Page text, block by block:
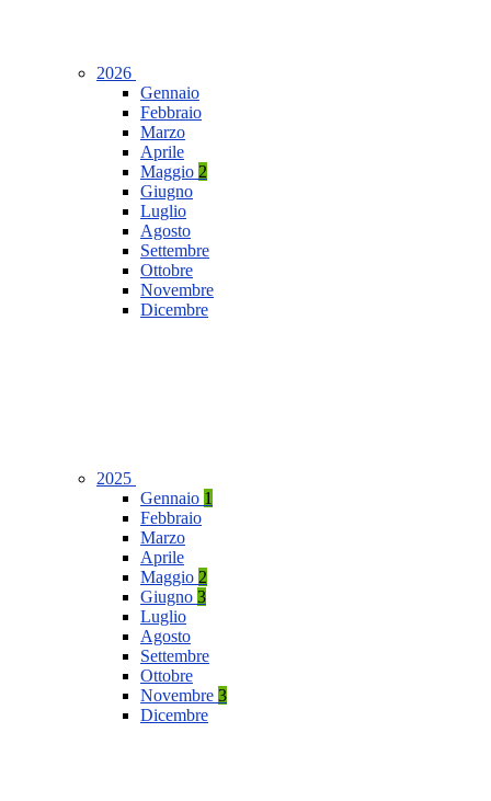
2026
Gennaio
Febbraio
Marzo
Aprile
Maggio 2
Giugno
Luglio
Agosto
Settembre
Ottobre
Novembre
Dicembre
2025
Gennaio 1
Febbraio
Marzo
Aprile
Maggio 2
Giugno 3
Luglio
Agosto
Settembre
Ottobre
Novembre 3
Dicembre